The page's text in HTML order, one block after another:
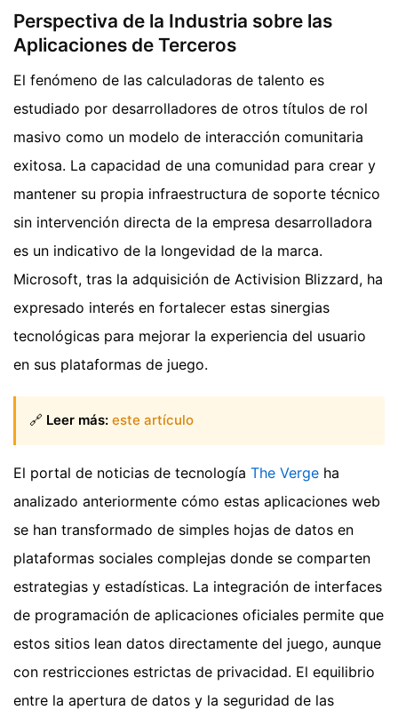
Perspectiva de la Industria sobre las
Aplicaciones de Terceros
El fenómeno de las calculadoras de talento es
estudiado por desarrolladores de otros títulos de rol
masivo como un modelo de interacción comunitaria
exitosa. La capacidad de una comunidad para crear y
mantener su propia infraestructura de soporte técnico
sin intervención directa de la empresa desarrolladora
es un indicativo de la longevidad de la marca.
Microsoft, tras la adquisición de Activision Blizzard, ha
expresado interés en fortalecer estas sinergias
tecnológicas para mejorar la experiencia del usuario
en sus plataformas de juego.
🔗 Leer más: este artículo
El portal de noticias de tecnología The Verge ha
analizado anteriormente cómo estas aplicaciones web
se han transformado de simples hojas de datos en
plataformas sociales complejas donde se comparten
estrategias y estadísticas. La integración de interfaces
de programación de aplicaciones oficiales permite que
estos sitios lean datos directamente del juego, aunque
con restricciones estrictas de privacidad. El equilibrio
entre la apertura de datos y la seguridad de las